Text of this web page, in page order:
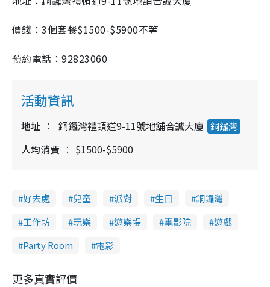
價錢：3個套餐$1500-$5900不等
預約電話：92823060
活動資訊
地址 銅鑼灣禮頓道9-11號地舖合誠大廈 銅鑼灣
人均消費 $1500-$5900
好去處 兒童 派對 生日
銅鑼灣
工作坊
玩樂 遊樂場 電影院
遊戲
Party Room
電影
更多真實評價